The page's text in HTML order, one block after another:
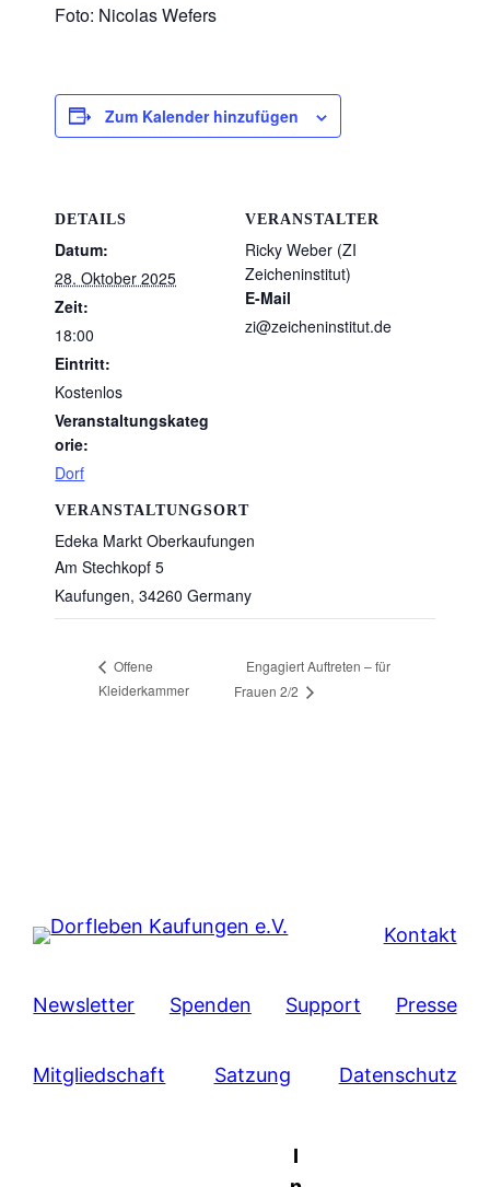
Foto: Nicolas Wefers
Zum Kalender hinzufügen
DETAILS
Datum:
28. Oktober 2025
Zeit:
18:00
Eintritt:
Kostenlos
Veranstaltungskateg
orie:
Dorf
VERANSTALTUNGSORT
Edeka Markt Oberkaufungen
Am Stechkopf 5
Kaufungen, 34260 Germany
VERANSTALTER
Ricky Weber (ZI
Zeicheninstitut)
E-Mail
zi@zeicheninstitut.de
Offene
Kleiderkammer
Engagiert Auftreten – für
Frauen 2/2
Kontakt
Newsletter Spenden Support Presse
Mitgliedschaft Satzung Datenschutz
I